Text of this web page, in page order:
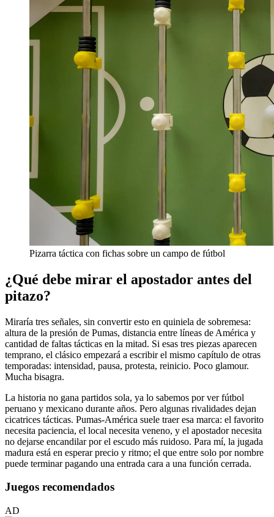
Pizarra táctica con fichas sobre un campo de fútbol
¿Qué debe mirar el apostador antes del
pitazo?
Miraría tres señales, sin convertir esto en quiniela de sobremesa:
altura de la presión de Pumas, distancia entre líneas de América y
cantidad de faltas tácticas en la mitad. Si esas tres piezas aparecen
temprano, el clásico empezará a escribir el mismo capítulo de otras
temporadas: intensidad, pausa, protesta, reinicio. Poco glamour.
Mucha bisagra.
La historia no gana partidos sola, ya lo sabemos por ver fútbol
peruano y mexicano durante años. Pero algunas rivalidades dejan
cicatrices tácticas. Pumas-América suele traer esa marca: el favorito
necesita paciencia, el local necesita veneno, y el apostador necesita
no dejarse encandilar por el escudo más ruidoso. Para mí, la jugada
madura está en esperar precio y ritmo; el que entre solo por nombre
puede terminar pagando una entrada cara a una función cerrada.
Juegos recomendados
AD